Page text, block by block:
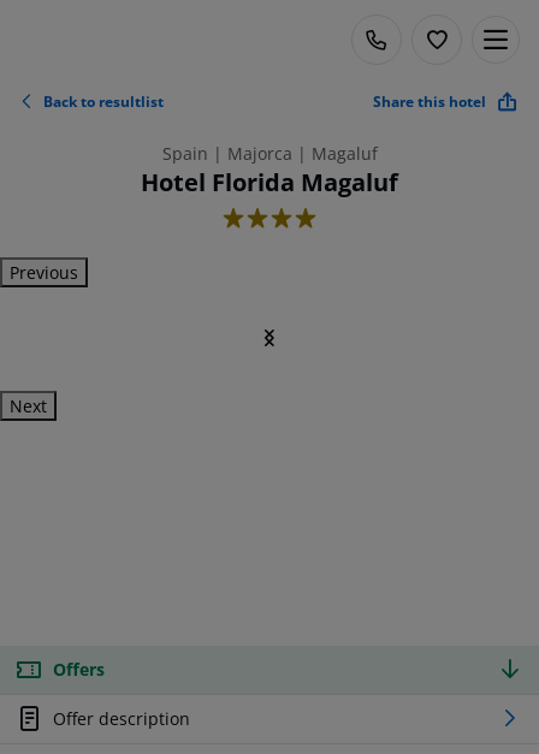
Back to resultlist Share this hotel
Spain | Majorca | Magaluf
Hotel Florida Magaluf
4
Previous
Next
Offers
Offer description